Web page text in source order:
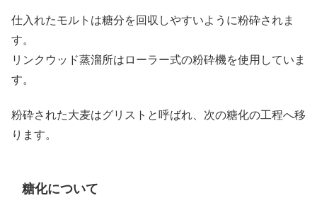
仕入れたモルトは糖分を回収しやすいように粉砕されま
す。
リンクウッド蒸溜所はローラー式の粉砕機を使用していま
す。
粉砕された大麦はグリストと呼ばれ、次の糖化の工程へ移
ります。
糖化について